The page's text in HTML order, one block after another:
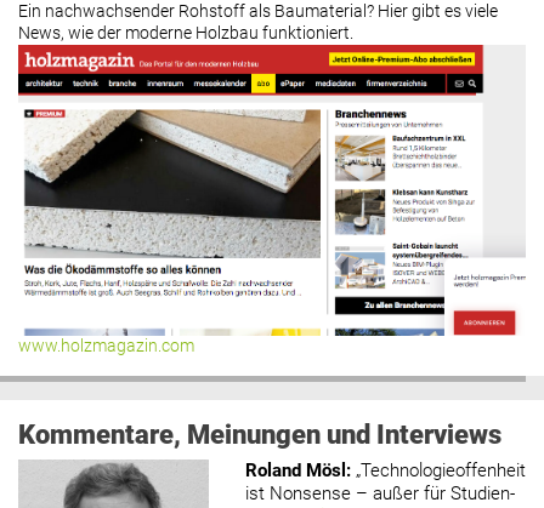
Ein nachwachsender Rohstoff als Baumaterial? Hier gibt es viele
News, wie der moderne Holzbau funktioniert.
www.holzmagazin.com
Kommentare, Meinungen und Interviews
Roland Mösl : „Technologieoffenheit
ist Nonsense – außer für Studien-